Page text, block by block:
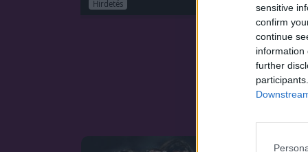
sensitive
confirm
continue
information
further
Hirdetés